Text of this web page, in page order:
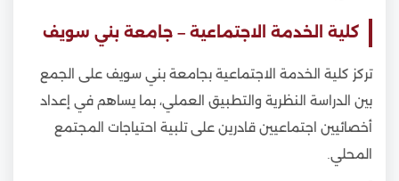
كلية الخدمة الاجتماعية – جامعة بني سويف
تركز كلية الخدمة الاجتماعية بجامعة بني سويف على الجمع
بين الدراسة النظرية والتطبيق العملي، بما يساهم في إعداد
أخصائيين اجتماعيين قادرين على تلبية احتياجات المجتمع
المحلي.